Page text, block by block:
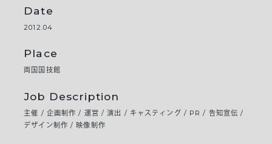
Date
2012.04
Place
両国国技館
Job Description
主催 / 企画制作 / 運営 / 演出 / キャスティング / PR / 告知宣伝 /
デザイン制作 / 映像制作